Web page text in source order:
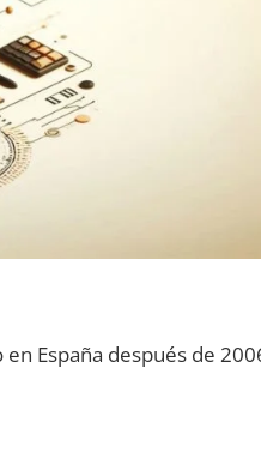
España después dе